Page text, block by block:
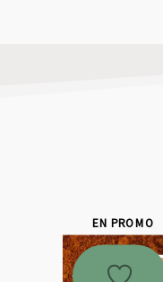
EN PROMO
Promo